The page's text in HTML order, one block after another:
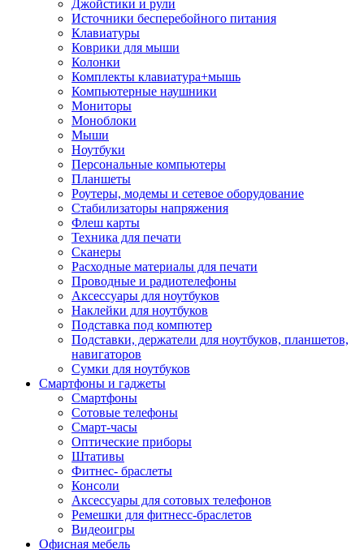
Джойстики и рули
Источники бесперебойного питания
Клавиатуры
Коврики для мыши
Колонки
Комплекты клавиатура+мышь
Компьютерные наушники
Мониторы
Моноблоки
Мыши
Ноутбуки
Персональные компьютеры
Планшеты
Роутеры, модемы и сетевое оборудование
Стабилизаторы напряжения
Флеш карты
Техника для печати
Сканеры
Расходные материалы для печати
Проводные и радиотелефоны
Аксессуары для ноутбуков
Наклейки для ноутбуков
Подставка под компютер
Подставки, держатели для ноутбуков, планшетов,
навигаторов
Сумки для ноутбуков
Смартфоны и гаджеты
Смартфоны
Сотовые телефоны
Смарт-часы
Оптические приборы
Штативы
Фитнес- браслеты
Консоли
Аксессуары для сотовых телефонов
Ремешки для фитнесс-браслетов
Видеоигры
Офисная мебель